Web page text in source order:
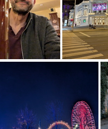
PXL 20251030 195554782